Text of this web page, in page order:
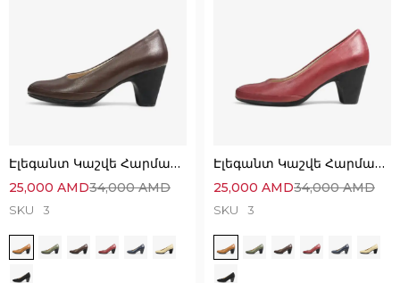
Էլեգանտ Կաշվե Հարմարավետ Կոշիկներ
34,000AMD
25,000 AMD
SKU 3
Էլեգանտ Կաշվե Հարմարավետ Կոշիկներ
34,000AMD
25,000 AMD
SKU 3